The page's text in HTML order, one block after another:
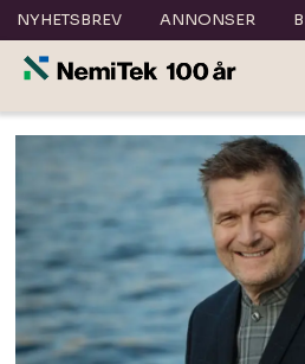
NYHETSBREV ANNONSER